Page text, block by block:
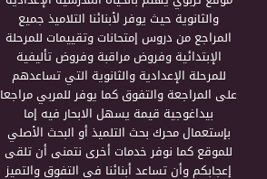
والثانوية حيث يوفر لأبنائنا التلاميذ جميع
المراجع من دروس إمتحانات وتقييمات للمرحلة
الإبتدائية وفروض مراقبة وفروض تأليفية
للمرحلة الإعدادية والثانوية التي تساعدهم
على المراجعة والتفوق كما يوفر للمربي مراجعا
بيداغوجية قيمة يسهل الابحار فيه إما
بإستعمال محرك بحث التلميذ أو البحث الأصلي
للموقع كما نوفر خدمات أخرى نتمنى أن تلقى
إعجابكم وأن تساعد أبنائنا في التفوق والتميز